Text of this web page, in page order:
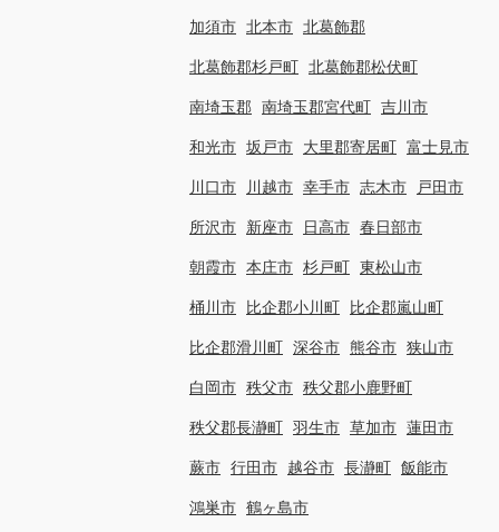
加須市 北本市 北葛飾郡
北葛飾郡杉戸町 北葛飾郡松伏町
南埼玉郡 南埼玉郡宮代町 吉川市
和光市 坂戸市 大里郡寄居町 富士見市
川口市 川越市 幸手市 志木市 戸田市
所沢市 新座市 日高市 春日部市
朝霞市 本庄市 杉戸町 東松山市
桶川市 比企郡小川町 比企郡嵐山町
比企郡滑川町 深谷市 熊谷市 狭山市
白岡市 秩父市 秩父郡小鹿野町
秩父郡長瀞町 羽生市 草加市 蓮田市
蕨市 行田市 越谷市 長瀞町 飯能市
鴻巣市 鶴ヶ島市